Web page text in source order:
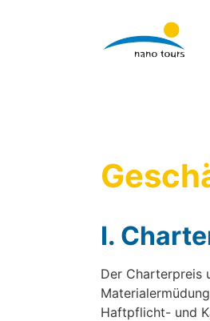
I.
Der Charterpreis
Haftpflicht- und